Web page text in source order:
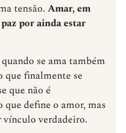
tensão. Amar, em
por ainda estar
se ama também
que finalmente se
que não é
define o amor, mas
vínculo verdadeiro.